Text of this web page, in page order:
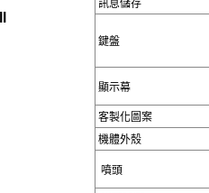
訊息儲存
鍵盤
顯示幕
客製化圖案
機體外殼
噴頭